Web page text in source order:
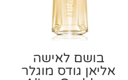
בושם לאישה
אליאן גודס מוגלר